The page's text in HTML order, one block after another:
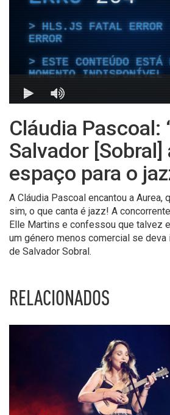
Cláudia Pascoal:
Salvador [Sobral]
espaço para o
A Cláudia Pascoal encantou a Aurea,
sim, o que canta é jazz! A
Elle Martins e confessou que talvez
um género menos comercial se deva
de Salvador Sobral.
RELACIONADOS